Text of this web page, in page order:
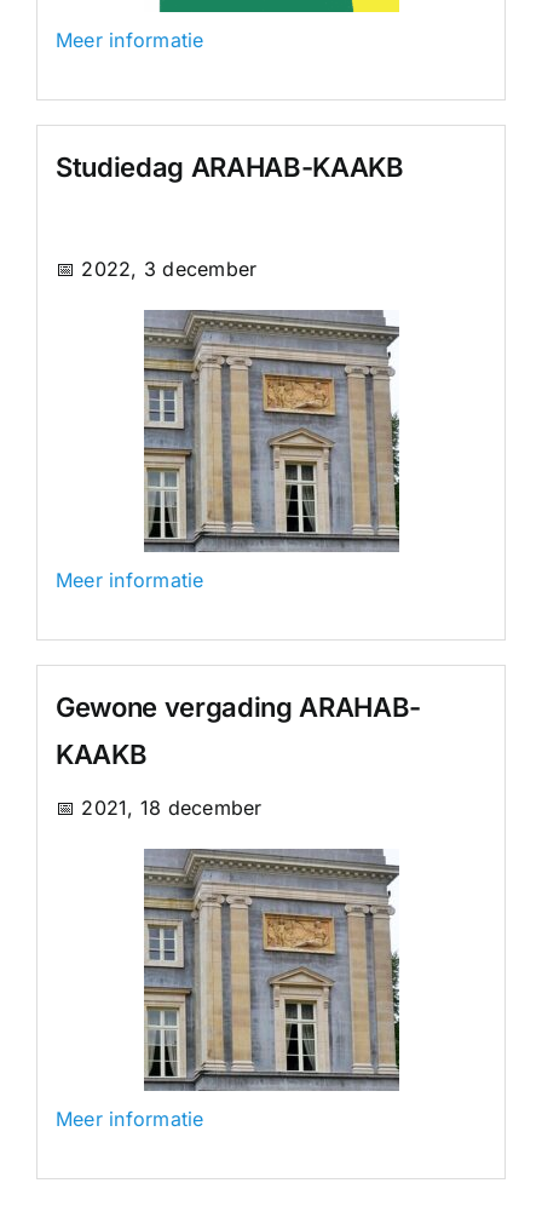
Meer informatie
Studiedag ARAHAB-KAAKB
📅 2022, 3 december
Meer informatie
Gewone vergading ARAHAB-
KAAKB
📅 2021, 18 december
Meer informatie